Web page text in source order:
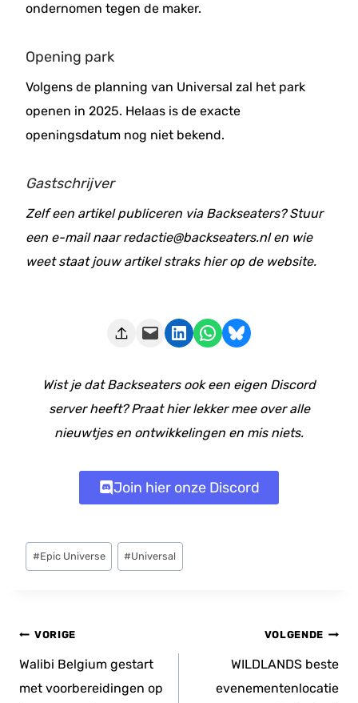
ondernomen tegen de maker.
Opening park
Volgens de planning van Universal zal het park
openen in 2025. Helaas is de exacte
openingsdatum nog niet bekend.
Gastschrijver
Zelf een artikel publiceren via Backseaters? Stuur
een e-mail naar redactie@backseaters.nl en wie
weet staat jouw artikel straks hier op de website.
Deze pagina e-mailen Delen op LinkedIn Delen via WhatsApp Share on Bluesky
Wist je dat Backseaters ook een eigen Discord
server heeft? Praat hier lekker mee over alle
nieuwtjes en ontwikkelingen en mis niets.
Join hier onze Discord
Bericht
tags:
#Epic Universe #Universal
Bericht
navigatie
VORIGE
Walibi Belgium gestart
met voorbereidingen op
VOLGENDE
WILDLANDS beste
evenementenlocatie